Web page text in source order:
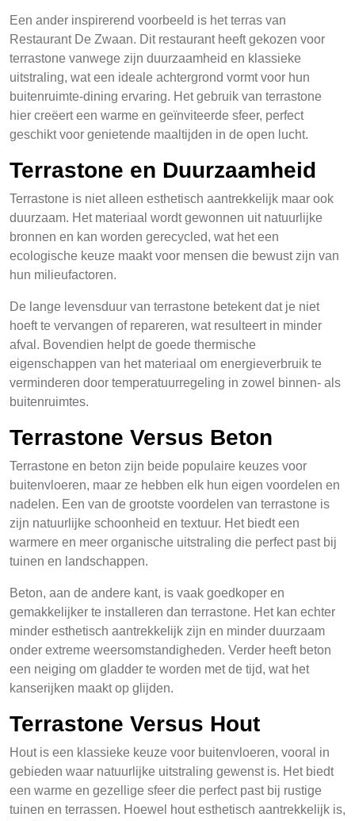
Een ander inspirerend voorbeeld is het terras van
Restaurant De Zwaan. Dit restaurant heeft gekozen voor
terrastone vanwege zijn duurzaamheid en klassieke
uitstraling, wat een ideale achtergrond vormt voor hun
buitenruimte-dining ervaring. Het gebruik van terrastone
hier creëert een warme en geïnviteerde sfeer, perfect
geschikt voor genietende maaltijden in de open lucht.
Terrastone en Duurzaamheid
Terrastone is niet alleen esthetisch aantrekkelijk maar ook
duurzaam. Het materiaal wordt gewonnen uit natuurlijke
bronnen en kan worden gerecycled, wat het een
ecologische keuze maakt voor mensen die bewust zijn van
hun milieufactoren.
De lange levensduur van terrastone betekent dat je niet
hoeft te vervangen of repareren, wat resulteert in minder
afval. Bovendien helpt de goede thermische
eigenschappen van het materiaal om energieverbruik te
verminderen door temperatuurregeling in zowel binnen- als
buitenruimtes.
Terrastone Versus Beton
Terrastone en beton zijn beide populaire keuzes voor
buitenvloeren, maar ze hebben elk hun eigen voordelen en
nadelen. Een van de grootste voordelen van terrastone is
zijn natuurlijke schoonheid en textuur. Het biedt een
warmere en meer organische uitstraling die perfect past bij
tuinen en landschappen.
Beton, aan de andere kant, is vaak goedkoper en
gemakkelijker te installeren dan terrastone. Het kan echter
minder esthetisch aantrekkelijk zijn en minder duurzaam
onder extreme weersomstandigheden. Verder heeft beton
een neiging om gladder te worden met de tijd, wat het
kanserijken maakt op glijden.
Terrastone Versus Hout
Hout is een klassieke keuze voor buitenvloeren, vooral in
gebieden waar natuurlijke uitstraling gewenst is. Het biedt
een warme en gezellige sfeer die perfect past bij rustige
tuinen en terrassen. Hoewel hout esthetisch aantrekkelijk is,